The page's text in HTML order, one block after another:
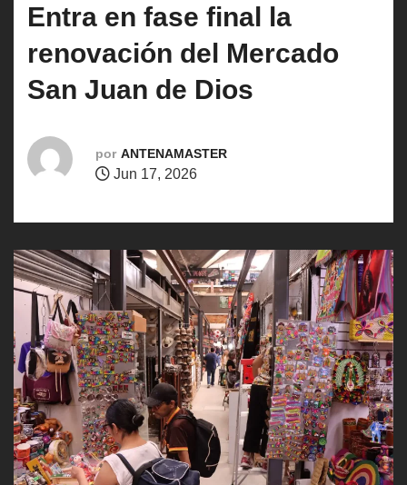
Entra en fase final la
renovación del Mercado
San Juan de Dios
por ANTENAMASTER
Jun 17, 2026